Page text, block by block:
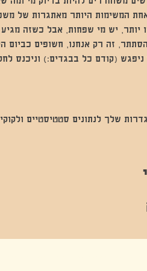
המשימות היותר מאתגרות של
יותר, יש מי שפחות, אבל כשזה מגיע
זה רק אנחנו, חשופים כביום
(קודם כל בבגדים:) וניכנס
שלך לנתונים סטטיסטיים ולקוקיז